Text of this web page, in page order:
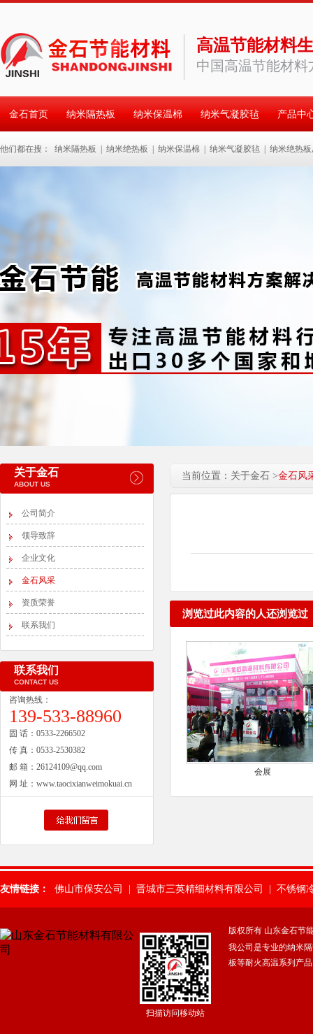
高温节能材料
中国高温节能材料
金石首页 纳米隔热板 纳米保温棉 纳米气凝胶毡 产品中
他们都在搜： 纳米隔热板 纳米绝热板 纳米保温棉 纳米气凝胶毡 纳米绝热
关于金石
ABOUT US
公司简介
领导致辞
企业文化
金石风采
资质荣誉
联系我们
联系我们
CONTACT US
咨询热线：
139-533-88960
固 话： 0533-2266502
传 真： 0533-2530382
邮 箱： 26124109@qq.com
网 址： www.taocixianweimokuai.cn
当前位置：关于金石 >金石风
浏览过此内容的人还浏览过
会展
友情链接： 佛山市保安公司 晋城市三英精细材料有限公司 不锈钢
武汉市保安服务有限公司 山东除氟
东莞常平保安公司 | 东莞横沥保安公司 | 佛山保安服
广东得安保安服务有限公司中山分公
扫描访问移动站
版权所有 山东金石节
我公司是专业的纳米
板等耐火高温系列产